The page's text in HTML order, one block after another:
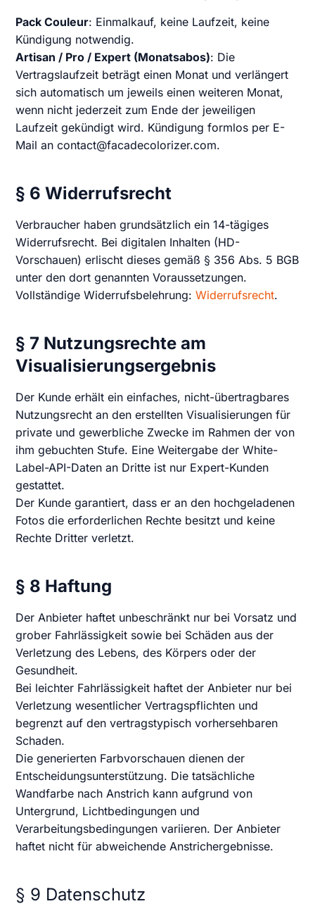
Pack Couleur: Einmalkauf, keine Laufzeit, keine
Kündigung notwendig.
Artisan / Pro / Expert (Monatsabos): Die
Vertragslaufzeit beträgt einen Monat und verlängert
sich automatisch um jeweils einen weiteren Monat,
wenn nicht jederzeit zum Ende der jeweiligen
Laufzeit gekündigt wird. Kündigung formlos per E-
Mail an contact@facadecolorizer.com.
§ 6 Widerrufsrecht
Verbraucher haben grundsätzlich ein 14-tägiges
Widerrufsrecht. Bei digitalen Inhalten (HD-
Vorschauen) erlischt dieses gemäß § 356 Abs. 5 BGB
unter den dort genannten Voraussetzungen.
Vollständige Widerrufsbelehrung: Widerrufsrecht.
§ 7 Nutzungsrechte am
Visualisierungsergebnis
Der Kunde erhält ein einfaches, nicht-übertragbares
Nutzungsrecht an den erstellten Visualisierungen für
private und gewerbliche Zwecke im Rahmen der von
ihm gebuchten Stufe. Eine Weitergabe der White-
Label-API-Daten an Dritte ist nur Expert-Kunden
gestattet.
Der Kunde garantiert, dass er an den hochgeladenen
Fotos die erforderlichen Rechte besitzt und keine
Rechte Dritter verletzt.
§ 8 Haftung
Der Anbieter haftet unbeschränkt nur bei Vorsatz und
grober Fahrlässigkeit sowie bei Schäden aus der
Verletzung des Lebens, des Körpers oder der
Gesundheit.
Bei leichter Fahrlässigkeit haftet der Anbieter nur bei
Verletzung wesentlicher Vertragspflichten und
begrenzt auf den vertragstypisch vorhersehbaren
Schaden.
Die generierten Farbvorschauen dienen der
Entscheidungsunterstützung. Die tatsächliche
Wandfarbe nach Anstrich kann aufgrund von
Untergrund, Lichtbedingungen und
Verarbeitungsbedingungen variieren. Der Anbieter
haftet nicht für abweichende Anstrichergebnisse.
§ 9 Datenschutz